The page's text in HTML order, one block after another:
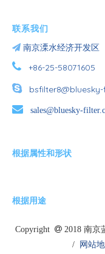
联系我们
 南京溧水经济开发区
 +86-25-58071605


sales@bluesky-
根据属性和形状
根据用途
Copyright 2018 南京
/
网站